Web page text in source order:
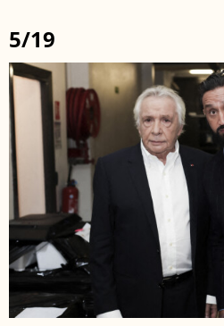
5/19